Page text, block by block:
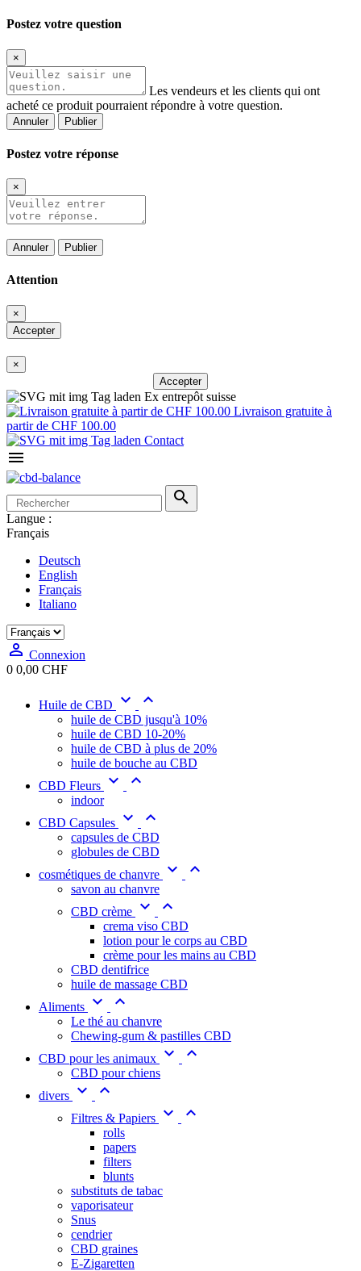
Postez votre question
×
Les vendeurs et les clients qui ont
acheté ce produit pourraient répondre à votre question.
Annuler Publier
Postez votre réponse
×
Annuler Publier
Attention
×
Accepter
×
Accepter
Ex entrepôt suisse
Livraison gratuite à
partir de CHF 100.00
Contact


Langue :
Français
Deutsch
English
Français
Italiano
 Connexion
0 0,00 CHF
Huile de CBD  
huile de CBD jusqu'à 10%
huile de CBD 10-20%
huile de CBD à plus de 20%
huile de bouche au CBD
CBD Fleurs  
indoor
CBD Capsules  
capsules de CBD
globules de CBD
cosmétiques de chanvre  
savon au chanvre
CBD crème  
crema viso CBD
lotion pour le corps au CBD
crème pour les mains au CBD
CBD dentifrice
huile de massage CBD
Aliments  
Le thé au chanvre
Chewing-gum & pastilles CBD
CBD pour les animaux  
CBD pour chiens
divers  
Filtres & Papiers  
rolls
papers
filters
blunts
substituts de tabac
vaporisateur
Snus
cendrier
CBD graines
E-Zigaretten